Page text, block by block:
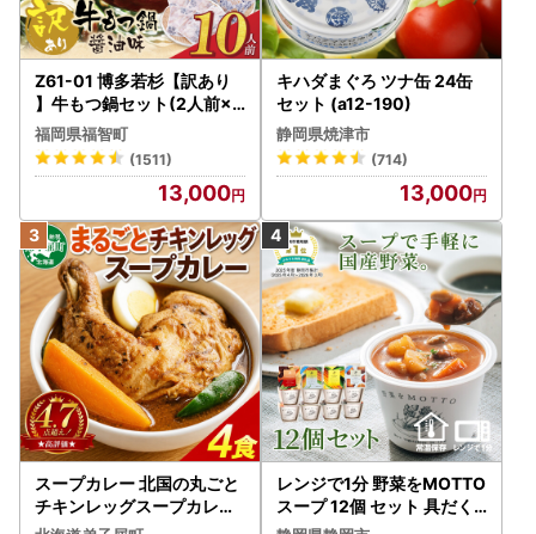
Z61-01 博多若杉【訳あり
】牛もつ鍋セット(2人前×5
) 10人前 もつ鍋
福岡県福智町
(1511)
13,000
キハダまぐろ ツナ缶 24缶
セット (a12-190)
静岡県焼津市
(714)
13,000
スープカレー 北国の丸ごと
チキンレッグスープカレー
4個 3739
レンジで1分 野菜をMOTTO
スープ 12個 セット 具だく
さんスープ 朝食 惣菜 国産